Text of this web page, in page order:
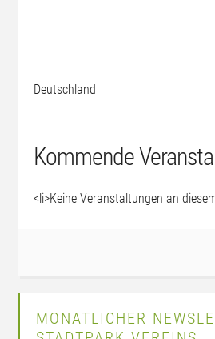
Deutschland
Kommende
<li>Keine Veranstaltungen an
MONATLICHER